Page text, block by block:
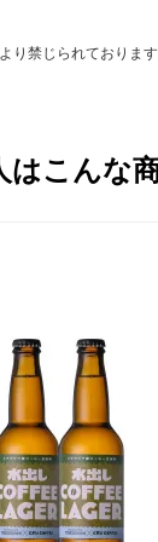
禁じられておりま
はこんな